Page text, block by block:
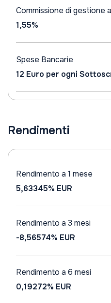
Commissione di gestione
1,55%
Spese Bancarie
12 Euro per ogni
Rendimenti
Rendimento a 1 mese
5,63345% EUR
Rendimento a 3 mesi
-8,56574% EUR
Rendimento a 6 mesi
0,19272% EUR